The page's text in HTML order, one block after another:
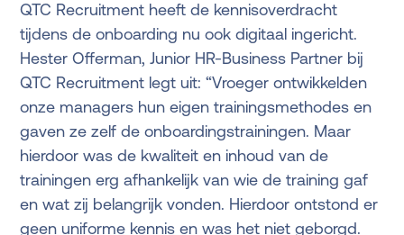
QTC Recruitment heeft de kennisoverdracht
tijdens de onboarding nu ook digitaal ingericht.
Hester Offerman, Junior HR-Business Partner bij
QTC Recruitment legt uit: “Vroeger ontwikkelden
onze managers hun eigen trainingsmethodes en
gaven ze zelf de onboardingstrainingen. Maar
hierdoor was de kwaliteit en inhoud van de
trainingen erg afhankelijk van wie de training gaf
en wat zij belangrijk vonden. Hierdoor ontstond er
geen uniforme kennis en was het niet geborgd.